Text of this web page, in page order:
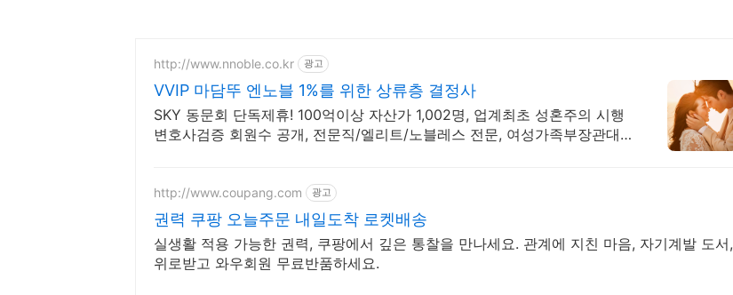
http://www.nnoble.co.kr 광고
VVIP 마담뚜 엔노블 1%를 위한 상류층 결정사
SKY 동문회 단독제휴! 100억이상 자산가 1,002명, 업계최초 성혼주의 시행
변호사검증 회원수 공개, 전문직/엘리트/노블레스 전문, 여성가족부장관대
http://www.coupang.com 광고
권력 쿠팡 오늘주문 내일도착 로켓배송
실생활 적용 가능한 권력, 쿠팡에서 깊은 통찰을 만나세요. 관계에 지친 마음, 자기계발 도서,
위로받고 와우회원 무료반품하세요.